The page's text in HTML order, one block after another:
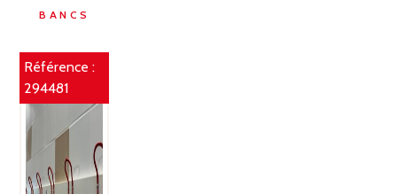
BANCS
Référence :
294481